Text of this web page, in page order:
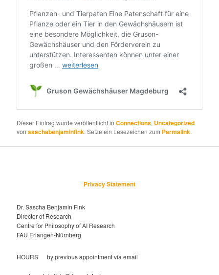
Dieser Eintrag wurde veröffentlicht inConnections, Uncategorized
vonsaschabenjaminfink. Setze ein Lesezeichen zum Permalink.
Privacy Statement
Dr. Sascha Benjamin Fink
Director of Research
Centre for Philosophy of AI Research
FAU Erlangen-Nürnberg
HOURS by previous appointment via email